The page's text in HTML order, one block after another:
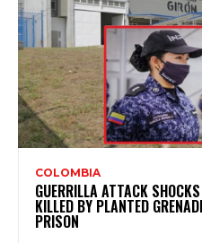
COLOMBIA
GUERRILLA ATTACK
KILLED BY PLANTED
PRISON